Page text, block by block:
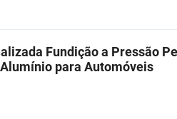
Fundição a Pressão
para Automóveis